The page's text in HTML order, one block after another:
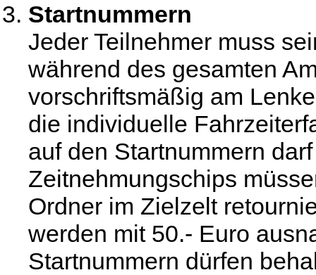
Startnummern
Jeder Teilnehmer muss
während des gesamten
vorschriftsmäßig am
die individuelle
auf den Startnummern
Zeitnehmungschips
Ordner im Zielzelt
werden mit 50.- Euro
Startnummern dürfen